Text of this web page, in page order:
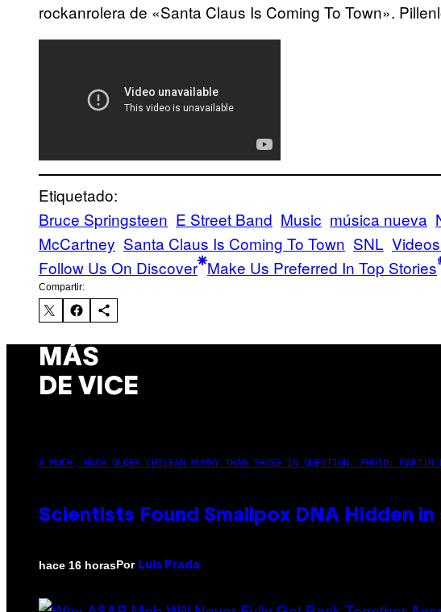
rockanrolera de «Santa Claus Is Coming To Town».
Etiquetado:
Bruce Springsteen E Street Band Music música nueva
McCartney Santa Claus Is Coming To Town SNL
Follow Us On Discover Make Us Preferred In Top Stories
Compartir:
MÁS
DE VICE
A MUCH, MUCH OLDER CHILEAN MUMMY THAN THOSE IN QUESTION. PHOTO:
Scientists Found Smallpox DNA Hidden
hace 16 horasPor Luis Prada